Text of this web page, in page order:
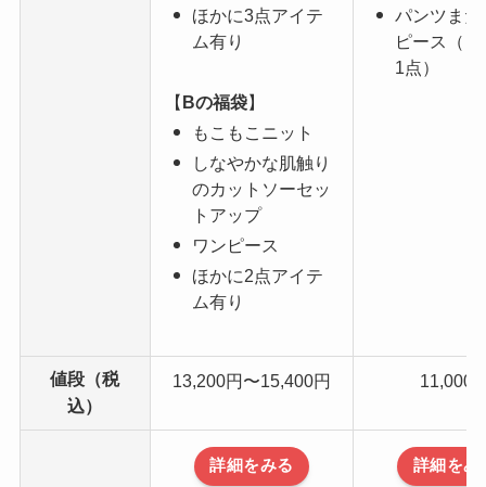
ほかに3点アイテ
ム有り
【Bの福袋】
もこもこニット
しなやかな肌触り
のカットソーセッ
トアップ
ワンピース
ほかに2点アイテ
ム有り
パンツまた
ピース（
1点）
値段（税
込）
13,200円〜15,400円 11,000
詳細をみる 詳細をみ